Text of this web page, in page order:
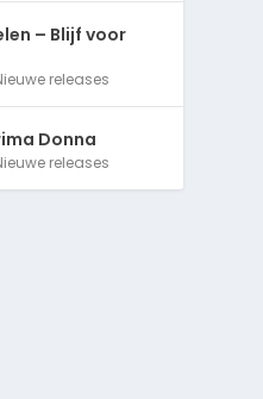
– Blijf voor
releases
Donna
releases